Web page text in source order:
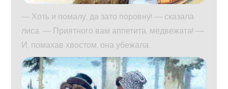
— Хоть и помалу, да зато поровну! — сказала
лиса. — Приятного вам аппетита, медвежата! —
И, помахав хвостом, она убежала.